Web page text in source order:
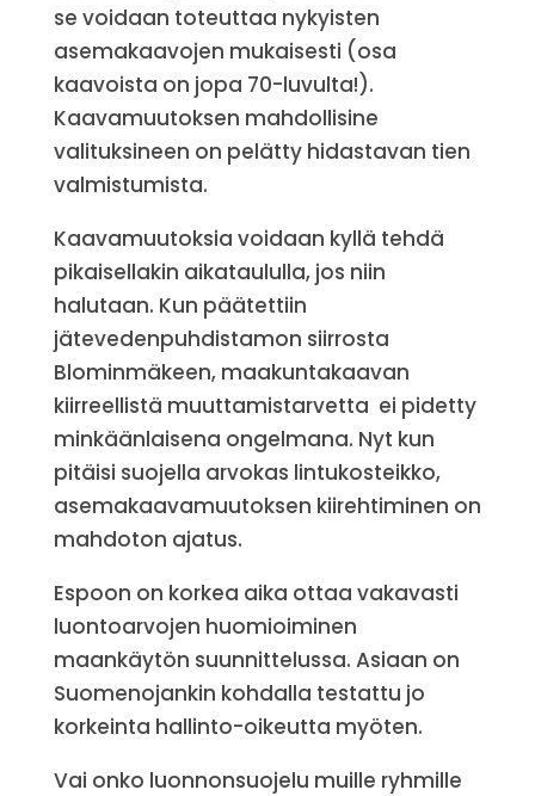
se voidaan toteuttaa nykyisten
asemakaavojen mukaisesti (osa
kaavoista on jopa 70-luvulta!).
Kaavamuutoksen mahdollisine
valituksineen on pelätty hidastavan tien
valmistumista.
Kaavamuutoksia voidaan kyllä tehdä
pikaisellakin aikataululla, jos niin
halutaan. Kun päätettiin
jätevedenpuhdistamon siirrosta
Blominmäkeen, maakuntakaavan
kiirreellistä muuttamistarvetta ei pidetty
minkäänlaisena ongelmana. Nyt kun
pitäisi suojella arvokas lintukosteikko,
asemakaavamuutoksen kiirehtiminen on
mahdoton ajatus.
Espoon on korkea aika ottaa vakavasti
luontoarvojen huomioiminen
maankäytön suunnittelussa. Asiaan on
Suomenojankin kohdalla testattu jo
korkeinta hallinto-oikeutta myöten.
Vai onko luonnonsuojelu muille ryhmille